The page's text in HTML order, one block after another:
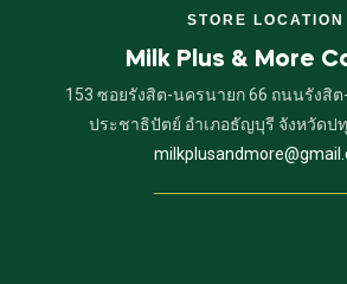
STORE LOCATION
Milk Plus & More
153 ซอยรังสิต-นครนายก 66 ถนนรังสิ
ประชาธิปัตย์ อำเภอธัญบุรี จังหวัดป